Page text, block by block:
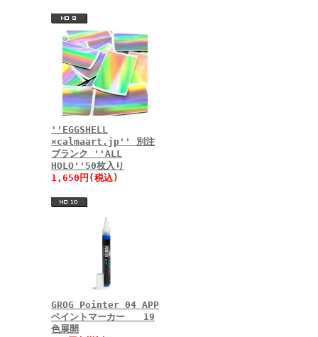
''EGGSHELL
×calmaart.jp'' 別注
ブランク ''ALL
HOLO''50枚入り
1,650円(税込)
GROG Pointer 04 APP
ペイントマーカー 19
色展開